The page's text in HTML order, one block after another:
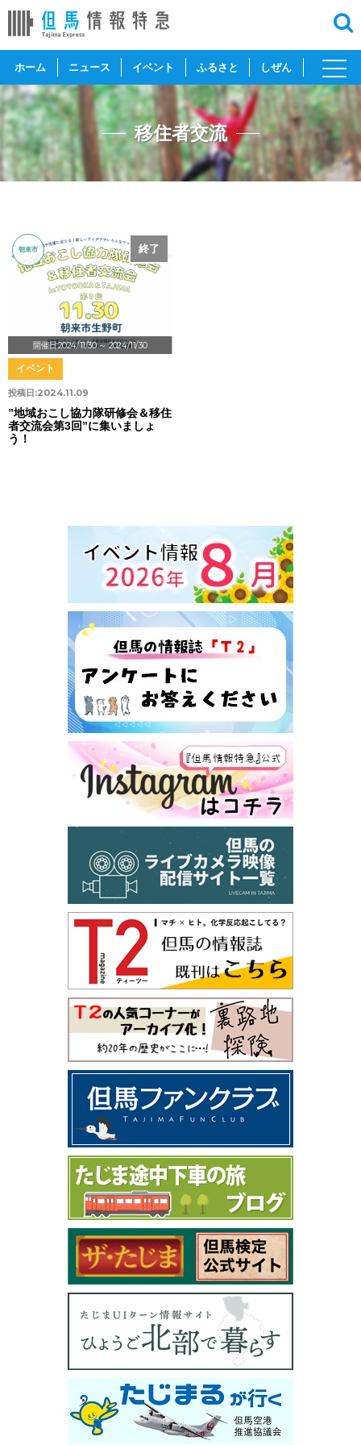
ホーム ニュース イベント ふるさと しぜん
toggle
移住者交流
開催日:2024/11/30～ 2024/11/30
終了
朝来市
投稿日:2024.11.09
イベント
”地域おこし協力隊研修会＆移住
者交流会第3回”に集いましょ
う！